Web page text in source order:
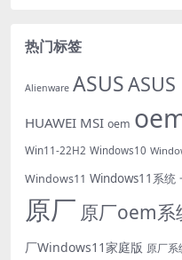
热门标签
Alienware ASUS
HUAWEI MSI oem
Win11-22H2 Windows10
Windows11 Windows11系统
原厂 原厂oem系
厂Windows11家庭版 原厂系